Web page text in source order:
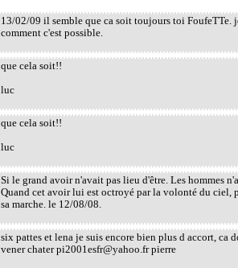
13/02/09 il semble que ca soit toujours toi FoufeTTe.
comment c'est possible.
que cela soit!!
luc
que cela soit!!
luc
Si le grand avoir n'avait pas lieu d'être. Les hommes
Quand cet avoir lui est octroyé par la volonté du ciel,
sa marche. le 12/08/08.
six pattes et lena je suis encore bien plus d accort, ca
vener chater pi2001esfr@yahoo.fr pierre